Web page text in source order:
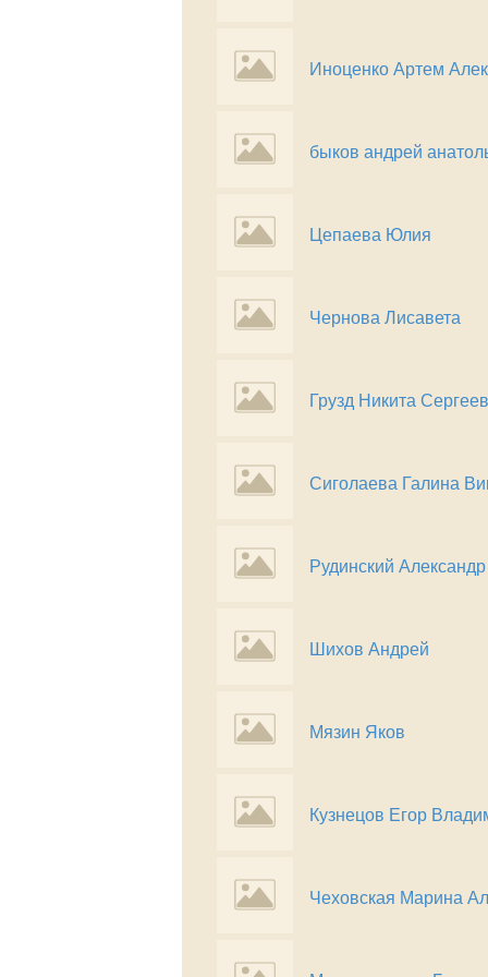
Иноценко Артем
быков андрей
Цепаева Юлия
Чернова Лисавета
Грузд Никита
Сиголаева Галина
Рудинский Александр
Шихов Андрей
Мязин Яков
Кузнецов Егор
Чеховская Марина